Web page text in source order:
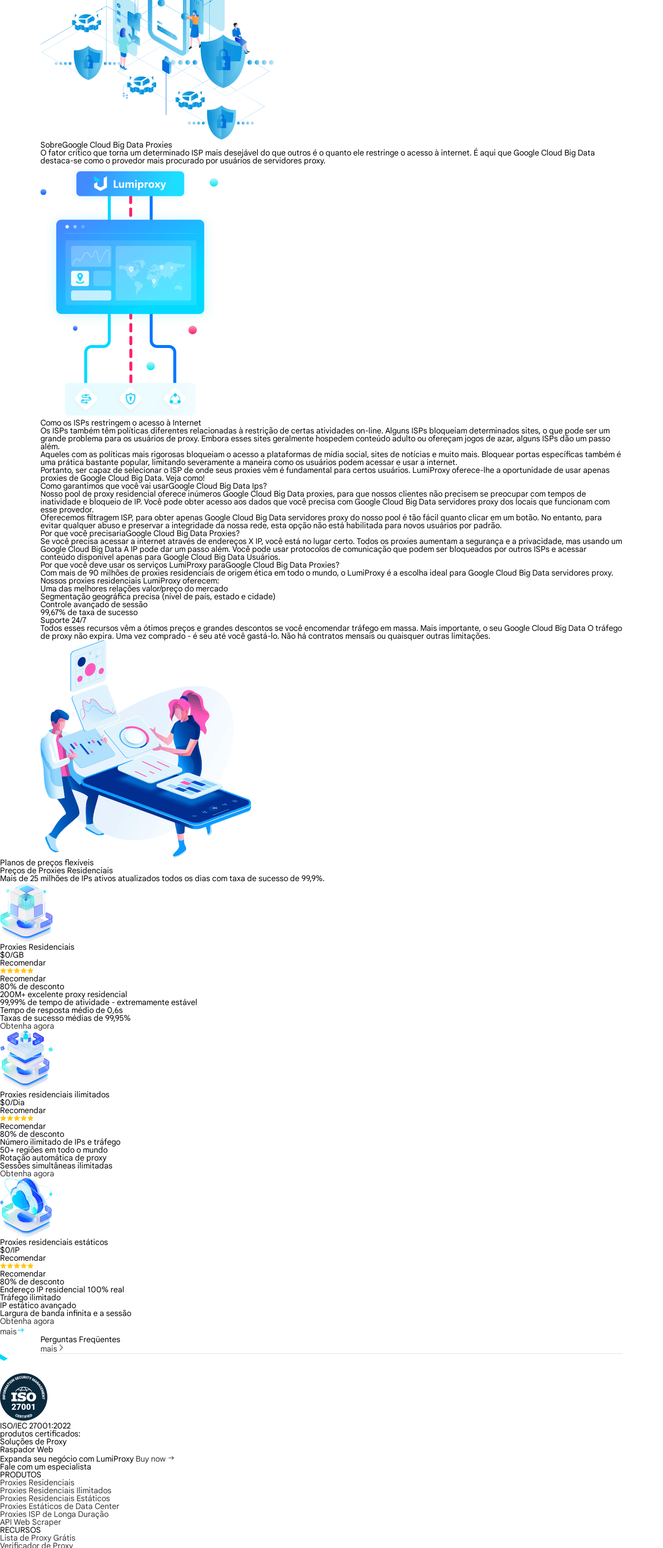
SobreGoogle Cloud Big Data Proxies
O fator crítico que torna um determinado ISP mais desejável do que outros é o quanto ele restringe o acesso à internet. É aqui que Google Cloud Big Data
destaca-se como o provedor mais procurado por usuários de servidores proxy.
Como os ISPs restringem o acesso à Internet
Os ISPs também têm políticas diferentes relacionadas à restrição de certas atividades on-line. Alguns ISPs bloqueiam determinados sites, o que pode ser um
grande problema para os usuários de proxy. Embora esses sites geralmente hospedem conteúdo adulto ou ofereçam jogos de azar, alguns ISPs dão um passo
além.
Aqueles com as políticas mais rigorosas bloqueiam o acesso a plataformas de mídia social, sites de notícias e muito mais. Bloquear portas específicas também é
uma prática bastante popular, limitando severamente a maneira como os usuários podem acessar e usar a internet.
Portanto, ser capaz de selecionar o ISP de onde seus proxies vêm é fundamental para certos usuários. LumiProxy oferece-lhe a oportunidade de usar apenas
proxies de Google Cloud Big Data. Veja como!
Como garantimos que você vai usarGoogle Cloud Big Data Ips?
Nosso pool de proxy residencial oferece inúmeros Google Cloud Big Data proxies, para que nossos clientes não precisem se preocupar com tempos de
inatividade e bloqueio de IP. Você pode obter acesso aos dados que você precisa com Google Cloud Big Data servidores proxy dos locais que funcionam com
esse provedor.
Oferecemos filtragem ISP, para obter apenas Google Cloud Big Data servidores proxy do nosso pool é tão fácil quanto clicar em um botão. No entanto, para
evitar qualquer abuso e preservar a integridade da nossa rede, esta opção não está habilitada para novos usuários por padrão.
Por que você precisariaGoogle Cloud Big Data Proxies?
Se você precisa acessar a internet através de endereços X IP, você está no lugar certo. Todos os proxies aumentam a segurança e a privacidade, mas usando um
Google Cloud Big Data A IP pode dar um passo além. Você pode usar protocolos de comunicação que podem ser bloqueados por outros ISPs e acessar
conteúdo disponível apenas para Google Cloud Big Data Usuários.
Por que você deve usar os serviços LumiProxy paraGoogle Cloud Big Data Proxies?
Com mais de 90 milhões de proxies residenciais de origem ética em todo o mundo, o LumiProxy é a escolha ideal para Google Cloud Big Data servidores proxy.
Nossos proxies residenciais LumiProxy oferecem:
Uma das melhores relações valor/preço do mercado
Segmentação geográfica precisa (nível de país, estado e cidade)
Controle avançado de sessão
99,67% de taxa de sucesso
Suporte 24/7
Todos esses recursos vêm a ótimos preços e grandes descontos se você encomendar tráfego em massa. Mais importante, o seu Google Cloud Big Data O tráfego
de proxy não expira. Uma vez comprado - é seu até você gastá-lo. Não há contratos mensais ou quaisquer outras limitações.
Planos de preços flexíveis
Preços de Proxies Residenciais
Mais de 25 milhões de IPs ativos atualizados todos os dias com taxa de sucesso de 99,9%.
Proxies Residenciais
$0/GB
Recomendar
Recomendar
80% de desconto
200M+ excelente proxy residencial
99,99% de tempo de atividade - extremamente estável
Tempo de resposta médio de 0,6s
Taxas de sucesso médias de 99,95%
Obtenha agora
Proxies residenciais ilimitados
$0/Dia
Recomendar
Recomendar
80% de desconto
Número ilimitado de IPs e tráfego
50+ regiões em todo o mundo
Rotação automática de proxy
Sessões simultâneas ilimitadas
Obtenha agora
Proxies residenciais estáticos
$0/IP
Recomendar
Recomendar
80% de desconto
Endereço IP residencial 100% real
Tráfego ilimitado
IP estático avançado
Largura de banda infinita e a sessão
Obtenha agora
mais
Perguntas Freqüentes
mais
ISO/IEC 27001:2022
produtos certificados:
Soluções de Proxy
Raspador Web
Expanda seu negócio com LumiProxy Buy now
Fale com um especialista
PRODUTOS
Proxies Residenciais
Proxies Residenciais Ilimitados
Proxies Residenciais Estáticos
Proxies Estáticos de Data Center
Proxies ISP de Longa Duração
API Web Scraper
RECURSOS
Lista de Proxy Grátis
Verificador de Proxy